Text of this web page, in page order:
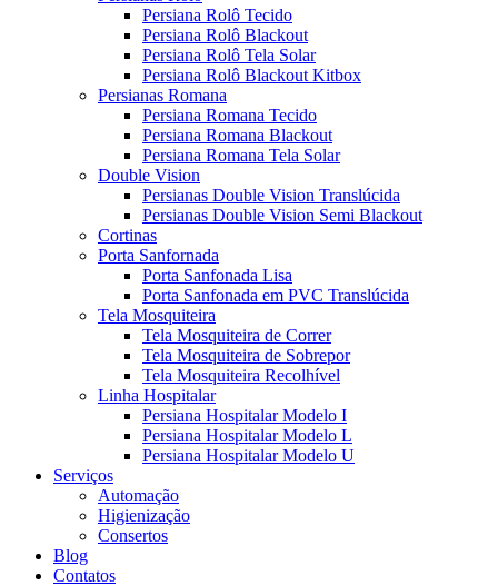
Persiana Rolô Tecido
Persiana Rolô Blackout
Persiana Rolô Tela Solar
Persiana Rolô Blackout Kitbox
Persianas Romana
Persiana Romana Tecido
Persiana Romana Blackout
Persiana Romana Tela Solar
Double Vision
Persianas Double Vision Translúcida
Persianas Double Vision Semi Blackout
Cortinas
Porta Sanfornada
Porta Sanfonada Lisa
Porta Sanfonada em PVC Translúcida
Tela Mosquiteira
Tela Mosquiteira de Correr
Tela Mosquiteira de Sobrepor
Tela Mosquiteira Recolhível
Linha Hospitalar
Persiana Hospitalar Modelo I
Persiana Hospitalar Modelo L
Persiana Hospitalar Modelo U
Serviços
Automação
Higienização
Consertos
Blog
Contatos